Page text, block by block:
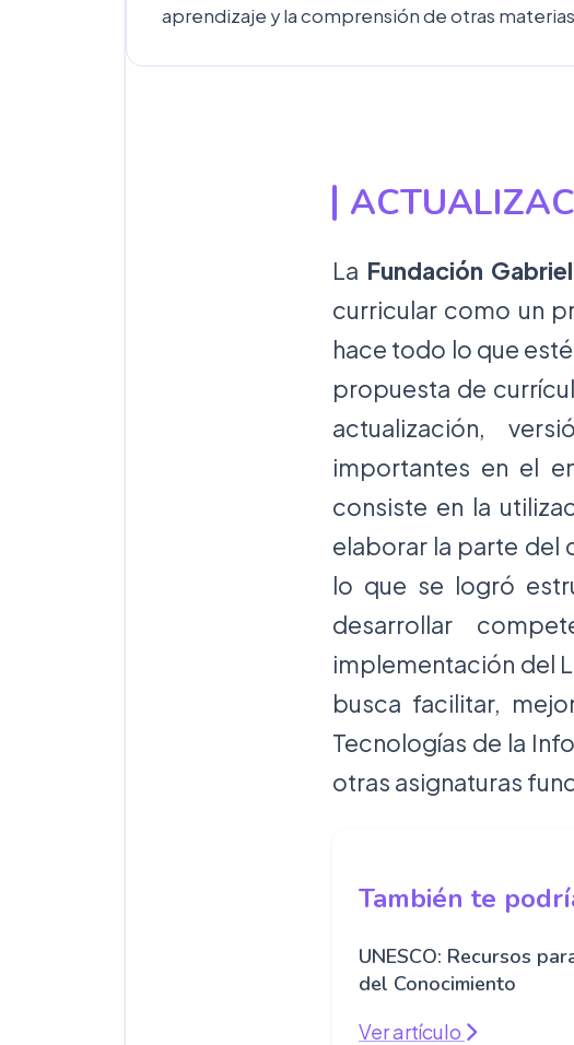
aprendizaje y la comprensión de otras
La Fundación
curricular como un
hace todo lo que
propuesta de
actualización,
importantes en el
consiste en la
elaborar la parte del
lo que se logró
desarrollar
implementación del
busca facilitar,
Tecnologías de la
otras asignaturas
También te
UNESCO: Recursos
del Conocimiento
Ver artículo